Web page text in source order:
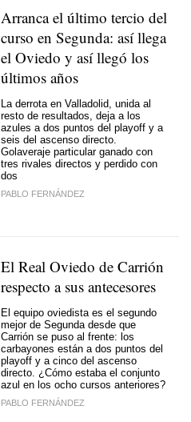
Arranca el último tercio del
curso en Segunda: así llega
el Oviedo y así llegó los
últimos años
La derrota en Valladolid, unida al
resto de resultados, deja a los
azules a dos puntos del playoff y a
seis del ascenso directo.
Golaveraje particular ganado con
tres rivales directos y perdido con
dos
PABLO FERNÁNDEZ
El Real Oviedo de Carrión
respecto a sus antecesores
El equipo oviedista es el segundo
mejor de Segunda desde que
Carrión se puso al frente: los
carbayones están a dos puntos del
playoff y a cinco del ascenso
directo. ¿Cómo estaba el conjunto
azul en los ocho cursos anteriores?
PABLO FERNÁNDEZ